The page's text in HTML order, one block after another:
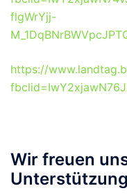
flgWrYjj-
https://
Wir freuen